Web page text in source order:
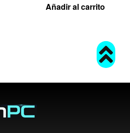
Añadir al carrito